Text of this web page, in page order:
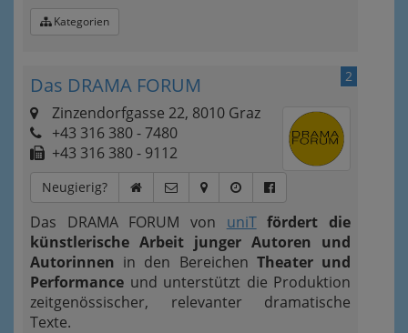
Kategorien
2
Das DRAMA FORUM
Zinzendorfgasse 22, 8010 Graz
+43 316 380 - 7480
+43 316 380 - 9112
Neugierig?
Das DRAMA FORUM von uniT fördert die
künstlerische Arbeit junger Autoren und
Autorinnen in den Bereichen Theater und
Performance und unterstützt die Produktion
zeitgenössischer, relevanter dramatische
Texte.